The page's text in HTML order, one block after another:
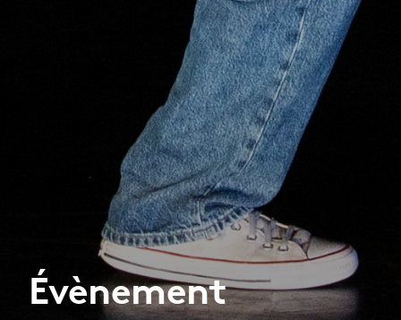
Évènement